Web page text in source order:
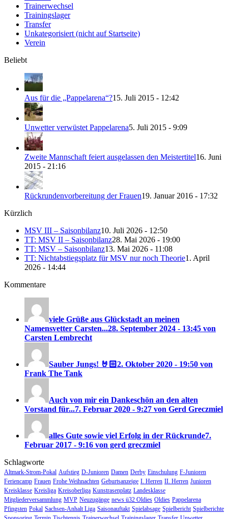
Trainerwechsel
Trainingslager
Transfer
Unkategorisiert (nicht auf Startseite)
Verein
Beliebt
Aus für die „Pappelarena“?15. Juli 2015 - 12:42
Unwetter verwüstet Pappelarena5. Juli 2015 - 9:09
Zweite Mannschaft feiert ausgelassen den Meistertitel16. Juni
2015 - 21:16
Rückrundenvorbereitung der Frauen19. Januar 2016 - 17:32
Kürzlich
MSV III – Saisonbilanz10. Juli 2026 - 12:50
TT: MSV II – Saisonbilanz28. Mai 2026 - 19:00
TT: MSV – Saisonbilanz13. Mai 2026 - 11:08
TT: Nichtabstiegsplatz für MSV nur noch Theorie1. April
2026 - 14:44
Kommentare
viele Grüße aus Glückstadt an meinen
Namensvetter Carsten...28. September 2024 - 13:45 von
Carsten Lembrecht
Sauber Jungs! 🤘🏻2. Oktober 2020 - 19:50 von
Frank The Tank
Auch von mir ein Dankeschön an den alten
Vorstand für...7. Februar 2020 - 9:27 von Gerd Greczmiel
alles Gute sowie viel Erfolg in der Rückrunde7.
Februar 2017 - 9:16 von gerd greczmiel
Schlagworte
Altmark-Strom-Pokal Aufstieg D-Junioren Damen Derby Einschulung F-Junioren
Feriencamp Frauen Frohe Weihnachten Geburtsanzeige I. Herren II. Herren Junioren
Kreisklasse Kreisliga Kreisoberliga Kunstrasenplatz Landesklasse
Mitgliederversammlung MVP Neuzugänge news ü32 Oldies Oldies Pappelarena
Pfingsten Pokal Sachsen-Anhalt Liga Saisonauftakt Spielabsage Spielbericht Spielberichte